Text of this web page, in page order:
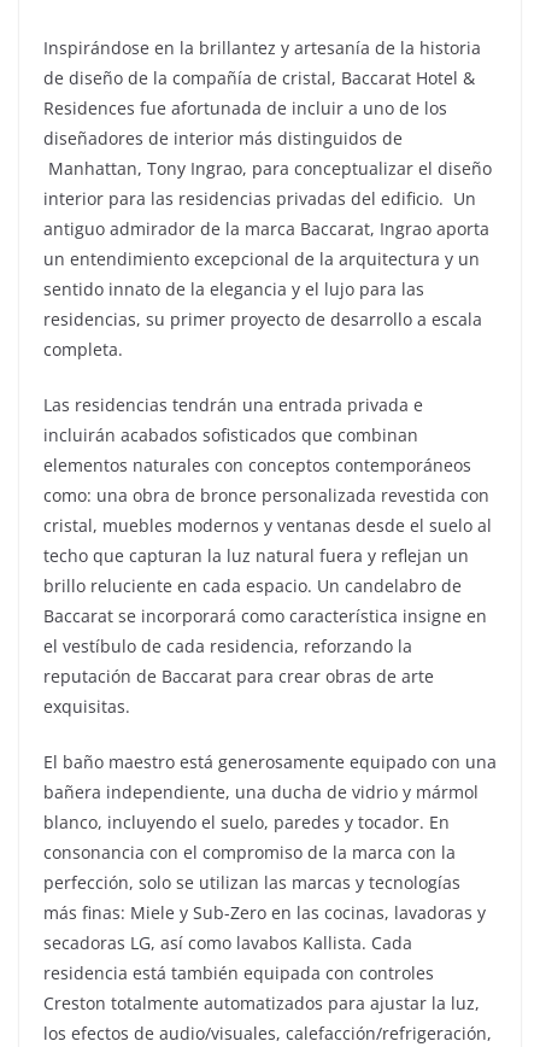
Inspirándose en la brillantez y artesanía de la historia
de diseño de la compañía de cristal, Baccarat Hotel &
Residences fue afortunada de incluir a uno de los
diseñadores de interior más distinguidos de
Manhattan, Tony Ingrao, para conceptualizar el diseño
interior para las residencias privadas del edificio. Un
antiguo admirador de la marca Baccarat, Ingrao aporta
un entendimiento excepcional de la arquitectura y un
sentido innato de la elegancia y el lujo para las
residencias, su primer proyecto de desarrollo a escala
completa.
Las residencias tendrán una entrada privada e
incluirán acabados sofisticados que combinan
elementos naturales con conceptos contemporáneos
como: una obra de bronce personalizada revestida con
cristal, muebles modernos y ventanas desde el suelo al
techo que capturan la luz natural fuera y reflejan un
brillo reluciente en cada espacio. Un candelabro de
Baccarat se incorporará como característica insigne en
el vestíbulo de cada residencia, reforzando la
reputación de Baccarat para crear obras de arte
exquisitas.
El baño maestro está generosamente equipado con una
bañera independiente, una ducha de vidrio y mármol
blanco, incluyendo el suelo, paredes y tocador. En
consonancia con el compromiso de la marca con la
perfección, solo se utilizan las marcas y tecnologías
más finas: Miele y Sub-Zero en las cocinas, lavadoras y
secadoras LG, así como lavabos Kallista. Cada
residencia está también equipada con controles
Creston totalmente automatizados para ajustar la luz,
los efectos de audio/visuales, calefacción/refrigeración,